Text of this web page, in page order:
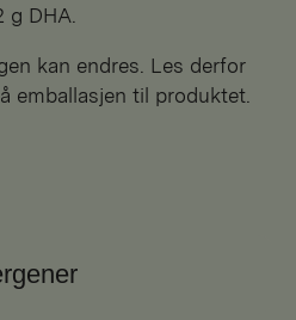
g DHA.
kan endres. Les derfor
emballasjen til produktet.